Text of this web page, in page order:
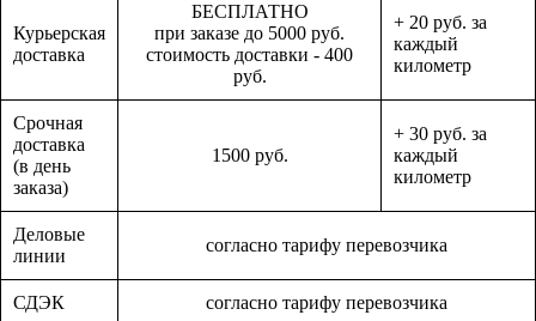
Курьерская
доставка
БЕСПЛАТНО
при заказе до 5000 руб.
стоимость доставки - 400
руб.
+ 20 руб. за
каждый
километр
Срочная
доставка
(в день
заказа)
1500 руб.
+ 30 руб. за
каждый
километр
Деловые
линии
согласно тарифу перевозчика
СДЭК согласно тарифу перевозчика